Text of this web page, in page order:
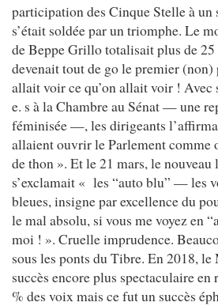
participation des Cinque Stelle à
s’était soldée par un triomphe. Le
de Beppe Grillo totalisait plus de 25
devenait tout de go le premier
allait voir ce qu’on allait voir ! Avec
e. s à la Chambre au Sénat — une
féminisée —, les dirigeants
allaient ouvrir le Parlement comme
de thon ». Et le 21 mars, le
s’exclamait « les “auto blu” — les
bleues, insigne par excellence du
le mal absolu, si vous me voyez en
moi ! ». Cruelle imprudence.
sous les ponts du Tibre. En 2018, le
succès encore plus spectaculaire
% des voix mais ce fut un succès